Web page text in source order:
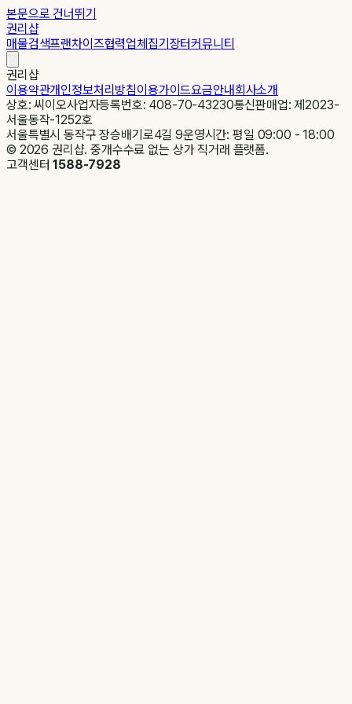
본문으로 건너뛰기
권리샵
매물검색프랜차이즈협력업체집기장터커뮤니티
권리샵
이용약관개인정보처리방침이용가이드요금안내회사소개
상호: 씨이오사업자등록번호: 408-70-43230통신판매업: 제2023-
서울동작-1252호
서울특별시 동작구 장승배기로4길 9운영시간: 평일 09:00 - 18:00
© 2026 권리샵. 중개수수료 없는 상가 직거래 플랫폼.
고객센터1588-7928